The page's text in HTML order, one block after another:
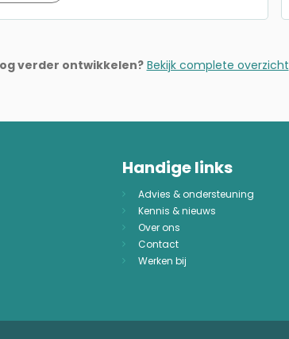
verder ontwikkelen? Bekijk complete overzicht
Handige links
Advies & ondersteuning
Kennis & nieuws
Over ons
Contact
Werken bij